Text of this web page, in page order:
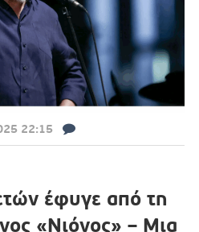
22:15
έφυγε από τη
«Νιόνος» – Μια